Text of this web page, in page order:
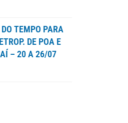
TEMPO PARA
DE POA E
– 20 A 26/07